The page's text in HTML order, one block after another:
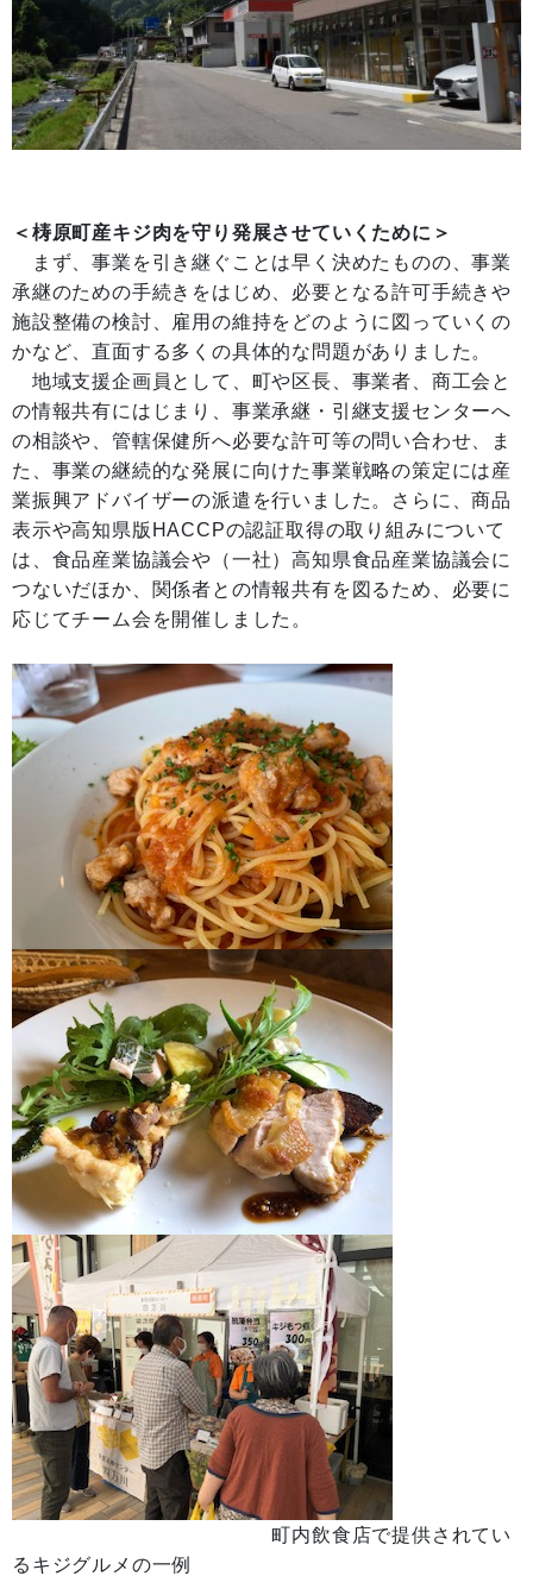
＜梼原町産キジ肉を守り発展させていくために＞
まず、事業を引き継ぐことは早く決めたものの、事業
承継のための手続きをはじめ、必要となる許可手続きや
施設整備の検討、雇用の維持をどのように図っていくの
かなど、直面する多くの具体的な問題がありました。
地域支援企画員として、町や区長、事業者、商工会と
の情報共有にはじまり、事業承継・引継支援センターへ
の相談や、管轄保健所へ必要な許可等の問い合わせ、ま
た、事業の継続的な発展に向けた事業戦略の策定には産
業振興アドバイザーの派遣を行いました。さらに、商品
表示や高知県版HACCPの認証取得の取り組みについて
は、食品産業協議会や（一社）高知県食品産業協議会に
つないだほか、関係者との情報共有を図るため、必要に
応じてチーム会を開催しました。
町内飲食店で提供されてい
るキジグルメの一例